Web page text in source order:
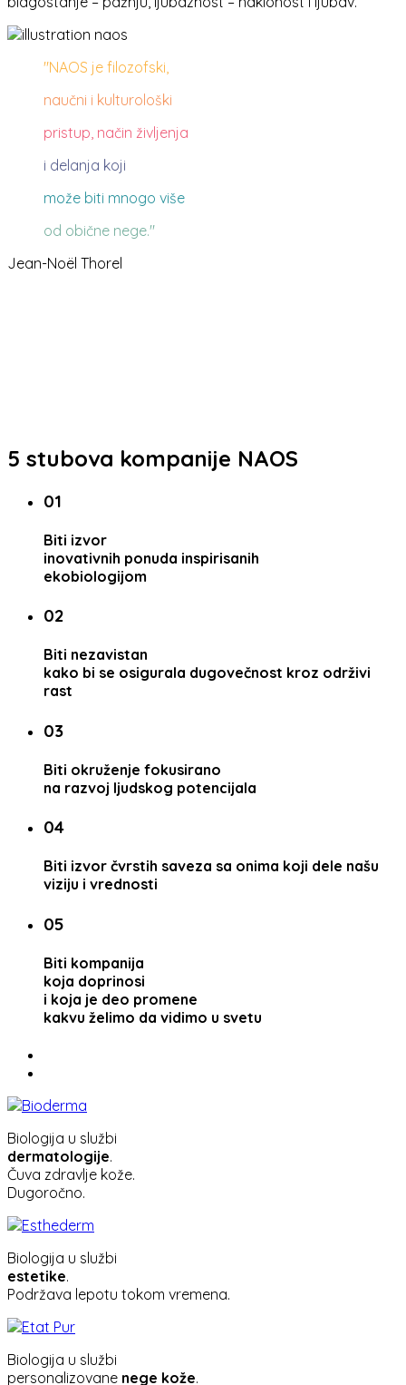
"NAOS je filozofski,
naučni i kulturološki
pristup, način življenja
i delanja koji
može biti mnogo više
od obične nege."
Jean-Noël Thorel
5 stubova kompanije NAOS
01
Biti izvor
inovativnih ponuda inspirisanih
ekobiologijom
02
Biti nezavistan
kako bi se osigurala dugovečnost kroz održivi
rast
03
Biti okruženje fokusirano
na razvoj ljudskog potencijala
04
Biti izvor čvrstih saveza sa onima koji dele našu
viziju i vrednosti
05
Biti kompanija
koja doprinosi
i koja je deo promene
kakvu želimo da vidimo u svetu
Biologija u službi
dermatologije.
Čuva zdravlje kože.
Dugoročno.
Biologija u službi
estetike.
Podržava lepotu tokom vremena.
Biologija u službi
personalizovane nege kože.